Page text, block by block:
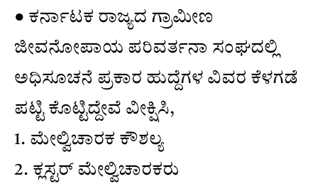
● ಕರ್ನಾಟಕ ರಾಜ್ಯದ ಗ್ರಾಮೀಣ
ಜೀವನೋಪಾಯ ಪರಿವರ್ತನಾ ಸಂಘದಲ್ಲಿ
ಅಧಿಸೂಚನೆ ಪ್ರಕಾರ ಹುದ್ದೆಗಳ ವಿವರ ಕೆಳಗಡೆ
ಪಟ್ಟಿ ಕೊಟ್ಟಿದ್ದೇವೆ ವೀಕ್ಷಿಸಿ,
1. ಮೇಲ್ವಿಚಾರಕ ಕೌಶಲ್ಯ
2. ಕ್ಲಸ್ಟರ್ ಮೇಲ್ವಿಚಾರಕರು